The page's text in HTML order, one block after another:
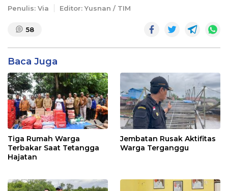
Penulis: Via Editor: Yusnan / TIM
58
Baca Juga
Tiga Rumah Warga
Terbakar Saat Tetangga
Hajatan
Jembatan Rusak Aktifitas
Warga Terganggu